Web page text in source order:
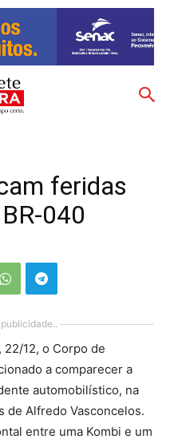
feridas
040
22/12, o Corpo de
a comparecer a
automobilístico, na
de Alfredo Vasconcelos.
entre uma Kombi e um